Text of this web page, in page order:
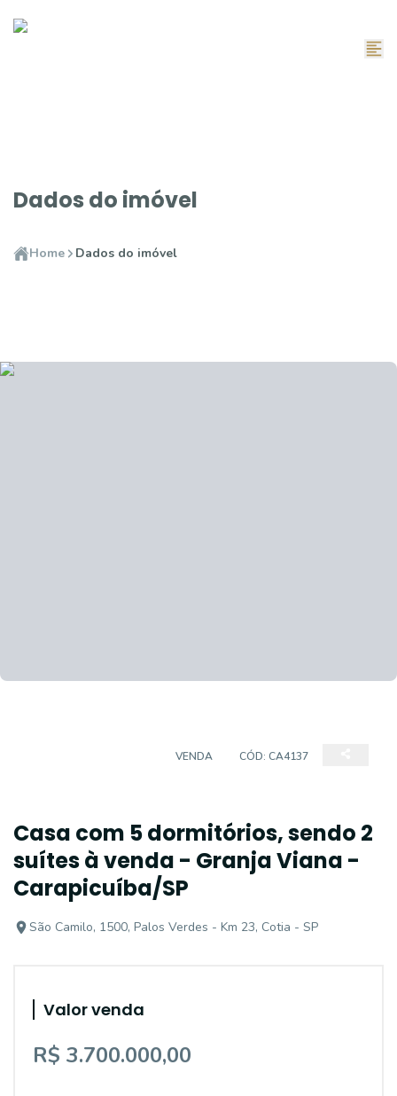
Dados do imóvel
Home Dados do imóvel
VENDA CÓD: CA4137
Casa com 5 dormitórios, sendo 2
suítes à venda - Granja Viana -
Carapicuíba/SP
São Camilo, 1500, Palos Verdes - Km 23, Cotia - SP
Valor venda
R$ 3.700.000,00